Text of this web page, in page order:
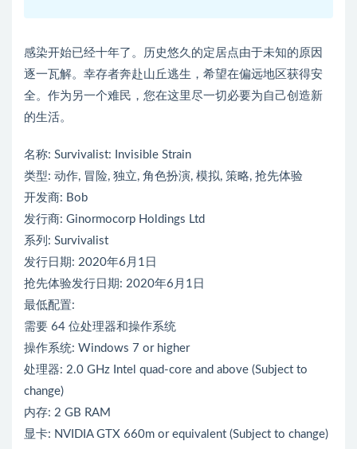
感染开始已经十年了。历史悠久的定居点由于未知的原因
逐一瓦解。幸存者奔赴山丘逃生，希望在偏远地区获得安
全。作为另一个难民，您在这里尽一切必要为自己创造新
的生活。
名称: Survivalist: Invisible Strain
类型: 动作, 冒险, 独立, 角色扮演, 模拟, 策略, 抢先体验
开发商: Bob
发行商: Ginormocorp Holdings Ltd
系列: Survivalist
发行日期: 2020年6月1日
抢先体验发行日期: 2020年6月1日
最低配置:
需要 64 位处理器和操作系统
操作系统: Windows 7 or higher
处理器: 2.0 GHz Intel quad-core and above (Subject to
change)
内存: 2 GB RAM
显卡: NVIDIA GTX 660m or equivalent (Subject to change)